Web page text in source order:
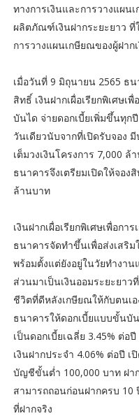
ทางการเงินและการวางแผ
ผลิตภัณฑ์เงินฝากระยะยาว
การวางแผนเกษียณของผู้ฝาก
เมื่อวันที่ 9 มิถุนายน 2565 ธ
สิทธิ์ เงินฝากเผื่อเรียกพิเศษ
บันได จ่ายดอกเบี้ยเพิ่มขึ้นทุก
วันเดียวนับจากที่เปิดรับจอง
เต็มวงเงินโครงการ 7,000
ธนาคารจึงเตรียมเปิดให้จอง
ล้านบาท
เงินฝากเผื่อเรียกพิเศษเพื่อก
ธนาคารจัดทำขึ้นเพื่อส่งเสริ
พร้อมตั้งแต่ยังอยู่ในวัยทำงา
ส่วนมาเป็นเงินออมระยะยา
ชีวิตที่ดีหลังเกษียณให้กับตนเอ
ธนาคารให้ดอกเบี้ยแบบขั้นบั
เป็นดอกเบี้ยเฉลี่ย 3.45% ต่อ
เงินฝากประจำ 4.06% ต่อปี
บัญชีขั้นต่ำ 100,000 บาท ฝา
สามารถถอนก่อนฝากครบ 10
ที่ฝากจริง